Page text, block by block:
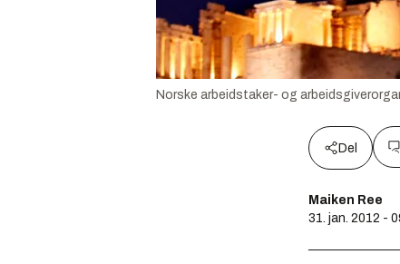
Norske arbeidstaker- og
Del
Maiken Ree
31. jan. 2012 -